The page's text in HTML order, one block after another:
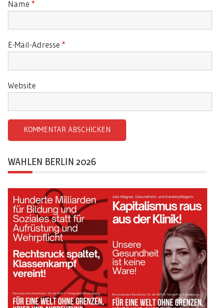
Name *
E-Mail-Adresse *
Website
WAHLEN BERLIN 2026